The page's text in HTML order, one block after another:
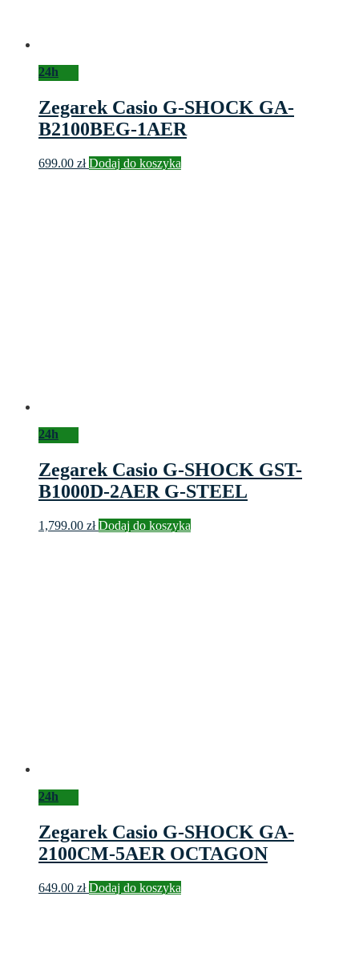
24h
Zegarek Casio G-SHOCK GA-
B2100BEG-1AER
699.00 zł Dodaj do koszyka
24h
Zegarek Casio G-SHOCK GST-
B1000D-2AER G-STEEL
1,799.00 zł Dodaj do koszyka
24h
Zegarek Casio G-SHOCK GA-
2100CM-5AER OCTAGON
649.00 zł Dodaj do koszyka